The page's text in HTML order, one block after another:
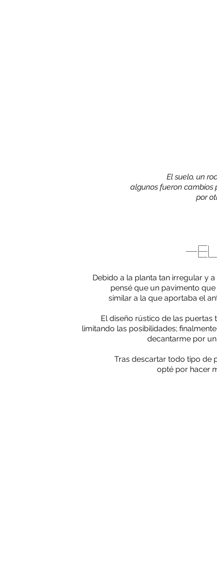
El suelo, un
algunos fueron cambios
por
-
Debido a la planta tan irregular y a
pensé que un pavimento
similar a la que aportaba el
El diseño rústico de las
limitando las posibilidades;
decantarme por
Tras descartar todo tipo de
opté por hacer